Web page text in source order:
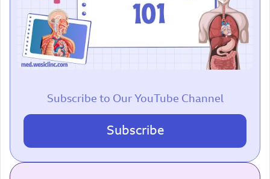
Subscribe to Our YouTube Channel
Subscribe